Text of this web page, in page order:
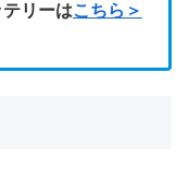
リーはこちら＞